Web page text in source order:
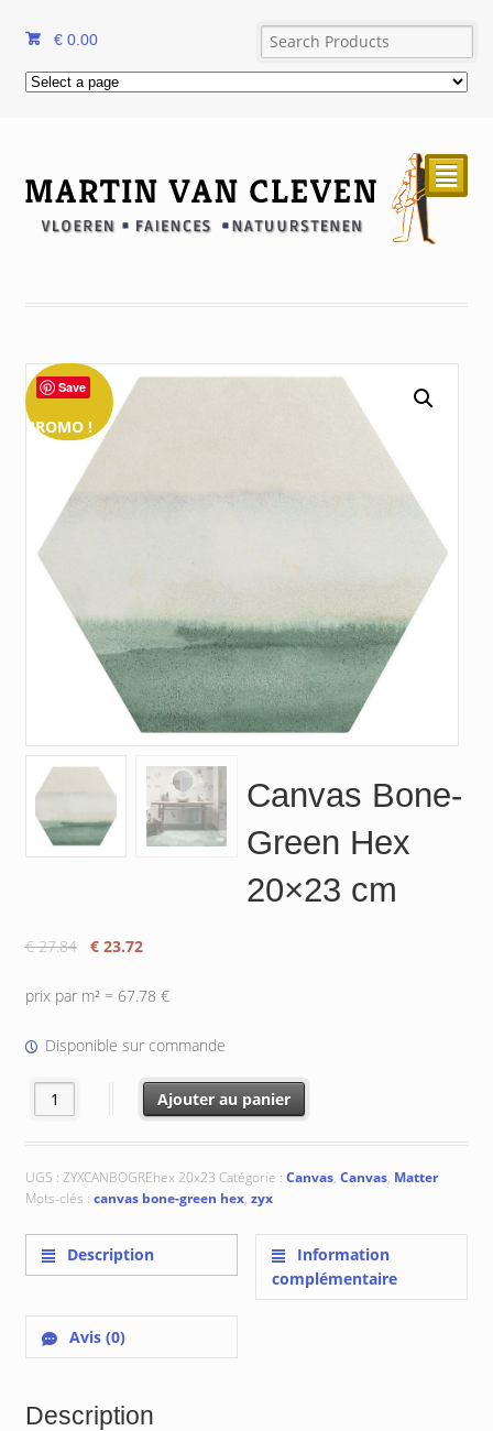
€ 0.00
²
PROMO !
Save
Canvas Bone-
Green Hex
20×23 cm
€27.84
Le
initial
€ 27.84.
€ 23.72Le
actuel
€ 23.72.
prix par m² = 67.78 €
Disponible sur commande
quantité de Canvas Bone-Green Hex 20x23 cm
Ajouter au panier
UGS : ZYXCANBOGREhex 20x23 Catégorie : Canvas, Canvas, Matter
Mots-clés : canvas bone-green hex, zyx
Description
Information
complémentaire
Avis (0)
Description